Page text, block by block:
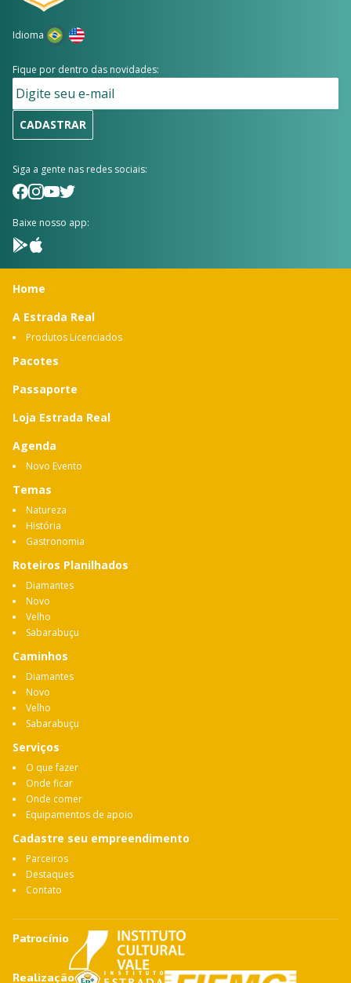
Idioma
Fique por dentro das novidades:
CADASTRAR
Siga a gente nas redes sociais:
Baixe nosso app:
Home
A Estrada Real
Produtos Licenciados
Pacotes
Passaporte
Loja Estrada Real
Agenda
Novo Evento
Temas
Natureza
História
Gastronomia
Roteiros Planilhados
Diamantes
Novo
Velho
Sabarabuçu
Caminhos
Diamantes
Novo
Velho
Sabarabuçu
Serviços
O que fazer
Onde ficar
Onde comer
Equipamentos de apoio
Cadastre seu empreendimento
Parceiros
Destaques
Contato
Patrocínio
Realização